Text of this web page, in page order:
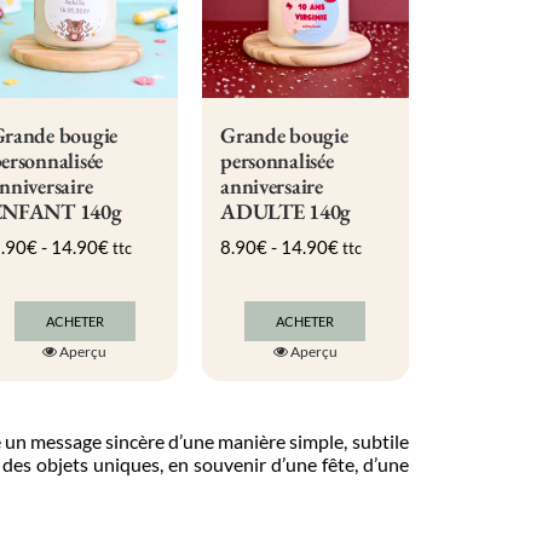
choisies
sur
la
produit
choisies
sur
la
page
produit
bougie
140g
€- 14.90€ ttc
ACHETER
Ce
produit
a
Les
options
Aperçu
Grande bougie
personnalisée
anniversaire
ADULTE 140g
8.90€- 14.90€ ttc
ACHETER
Ce
produit
a
Les
options
Aperçu
message sincère d’une manière simple, subtile
objets uniques, en souvenir d’une fête, d’une